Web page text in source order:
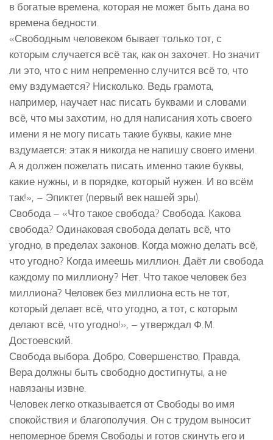
в богатые времена, которая не может быть дана во
времена бедности.
«Свободным человеком бывает только тот, с
которым случается всё так, как он захочет. Но значит
ли это, что с ним непременно случится всё то, что
ему вздумается? Нисколько. Ведь грамота,
например, научает нас писать буквами и словами
всё, что мы захотим, но для написания хоть своего
имени я не могу писать такие буквы, какие мне
вздумается: этак я никогда не напишу своего имени.
А я должен пожелать писать именно такие буквы,
какие нужны, и в порядке, который нужен. И во всём
так!», – Эпиктет (первый век нашей эры).
Свобода – «Что такое свобода? Свобода. Какова
свобода? Одинаковая свобода делать всё, что
угодно, в пределах законов. Когда можно делать всё,
что угодно? Когда имеешь миллион. Даёт ли свобода
каждому по миллиону? Нет. Что такое человек без
миллиона? Человек без миллиона есть не тот,
который делает всё, что угодно, а тот, с которым
делают всё, что угодно!», – утверждал Ф.М.
Достоевский.
Свобода выбора. Добро, Совершенство, Правда,
Вера должны быть свободно достигнуты, а не
навязаны извне.
Человек легко отказывается от Свободы во имя
спокойствия и благополучия. Он с трудом выносит
непомерное бремя Свободы и готов скинуть его и